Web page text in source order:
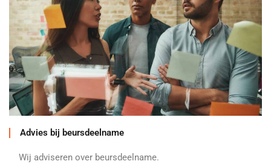
Advies bij beursdeelname
Wij adviseren over beursdeelname.